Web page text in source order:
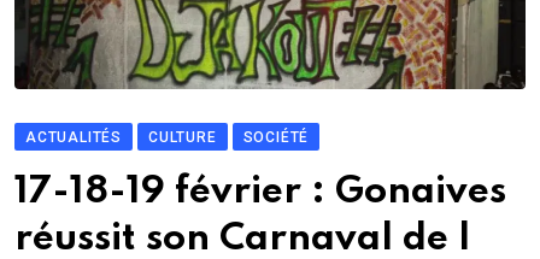
ACTUALITÉS CULTURE SOCIÉTÉ
17-18-19 février : Gonaives
réussit son Carnaval de l